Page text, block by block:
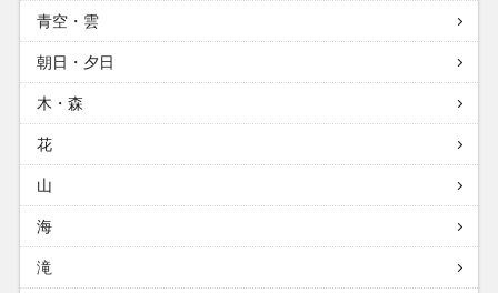
青空・雲
朝日・夕日
木・森
花
山
海
滝